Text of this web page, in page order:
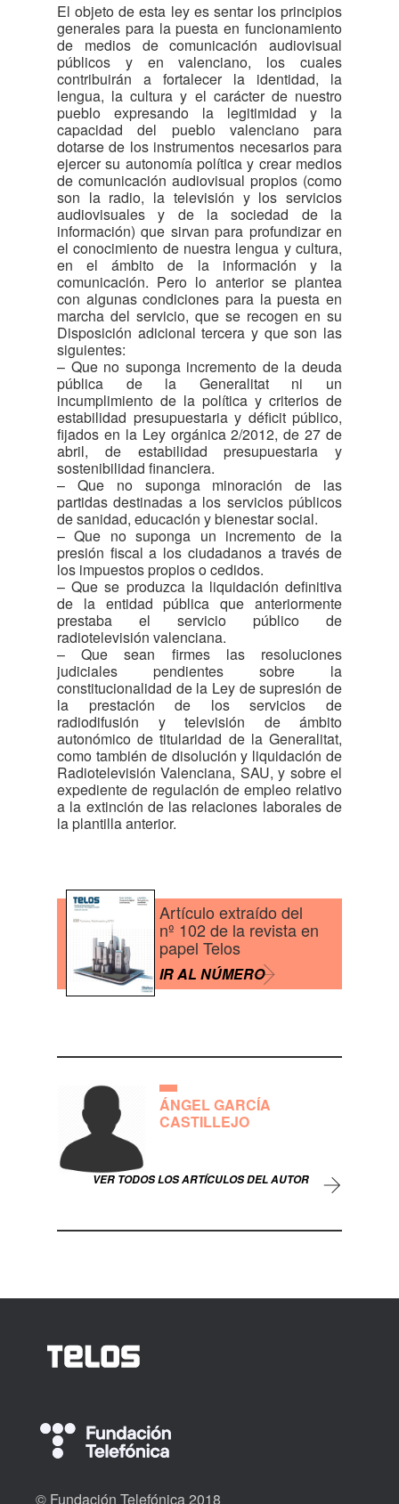
El objeto de esta ley es sentar los principios
generales para la puesta en funcionamiento
de medios de comunicación audiovisual
públicos y en valenciano, los cuales
contribuirán a fortalecer la identidad, la
lengua, la cultura y el carácter de nuestro
pueblo expresando la legitimidad y la
capacidad del pueblo valenciano para
dotarse de los instrumentos necesarios para
ejercer su autonomía política y crear medios
de comunicación audiovisual propios (como
son la radio, la televisión y los servicios
audiovisuales y de la sociedad de la
información) que sirvan para profundizar en
el conocimiento de nuestra lengua y cultura,
en el ámbito de la información y la
comunicación. Pero lo anterior se plantea
con algunas condiciones para la puesta en
marcha del servicio, que se recogen en su
Disposición adicional tercera y que son las
siguientes:
– Que no suponga incremento de la deuda
pública de la Generalitat ni un
incumplimiento de la política y criterios de
estabilidad presupuestaria y déficit público,
fijados en la Ley orgánica 2/2012, de 27 de
abril, de estabilidad presupuestaria y
sostenibilidad financiera.
– Que no suponga minoración de las
partidas destinadas a los servicios públicos
de sanidad, educación y bienestar social.
– Que no suponga un incremento de la
presión fiscal a los ciudadanos a través de
los impuestos propios o cedidos.
– Que se produzca la liquidación definitiva
de la entidad pública que anteriormente
prestaba el servicio público de
radiotelevisión valenciana.
– Que sean firmes las resoluciones
judiciales pendientes sobre la
constitucionalidad de la Ley de supresión de
la prestación de los servicios de
radiodifusión y televisión de ámbito
autonómico de titularidad de la Generalitat,
como también de disolución y liquidación de
Radiotelevisión Valenciana, SAU, y sobre el
expediente de regulación de empleo relativo
a la extinción de las relaciones laborales de
la plantilla anterior.
Artículo extraído del
nº 102 de la revista en
papel Telos
IR AL NÚMERO
ÁNGEL GARCÍA
CASTILLEJO
VER TODOS LOS ARTÍCULOS DEL AUTOR
© Fundación Telefónica 2018